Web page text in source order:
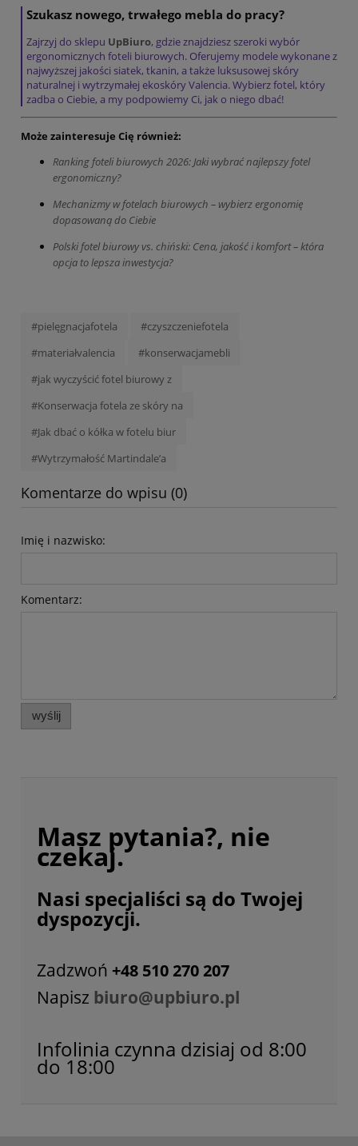
Szukasz nowego, trwałego mebla do pracy?
Zajrzyj do sklepu UpBiuro, gdzie znajdziesz szeroki wybór
ergonomicznych foteli biurowych. Oferujemy modele wykonane z
najwyższej jakości siatek, tkanin, a także luksusowej skóry
naturalnej i wytrzymałej ekoskóry Valencia. Wybierz fotel, który
zadba o Ciebie, a my podpowiemy Ci, jak o niego dbać!
Może zainteresuje Cię również:
Ranking foteli biurowych 2026: Jaki wybrać najlepszy fotel
ergonomiczny?
Mechanizmy w fotelach biurowych – wybierz ergonomię
dopasowaną do Ciebie
Polski fotel biurowy vs. chiński: Cena, jakość i komfort – która
opcja to lepsza inwestycja?
#pielęgnacjafotela
#czyszczeniefotela
#materiałvalencia
#konserwacjamebli
#jak wyczyścić fotel biurowy z
#Konserwacja fotela ze skóry na
#Jak dbać o kółka w fotelu biur
#Wytrzymałość Martindale’a
Komentarze do wpisu (0)
Imię i nazwisko:
Komentarz:
wyślij
Masz pytania?, nie
czekaj.
Nasi specjaliści są do Twojej
dyspozycji.
Zadzwoń +48 510 270 207
Napisz biuro@upbiuro.pl
Infolinia czynna dzisiaj od 8:00
do 18:00